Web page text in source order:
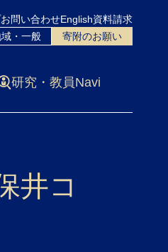
お問い合わせEnglish資料請求
・一般 寄附のお願い
研究・教員Navi
井コ